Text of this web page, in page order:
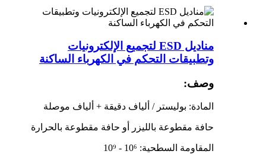
مناديل ESD لتجميع الإلكترونيات
وتطبيقات التحكم في الكهرباء الساكنة
وصف:
المادة: بوليستر / ألياف دقيقة + ألياف موصلة
حافة مقطوعة بالليزر أو حافة مقطوعة بالحرارة
المقاومة السطحية: 10⁶ - 10⁹